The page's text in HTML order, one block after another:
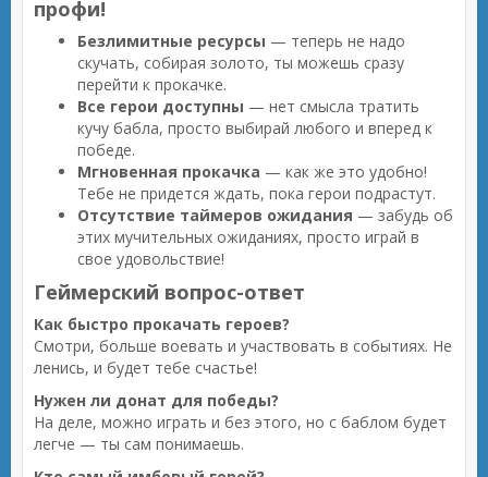
профи!
Безлимитные ресурсы — теперь не надо
скучать, собирая золото, ты можешь сразу
перейти к прокачке.
Все герои доступны — нет смысла тратить
кучу бабла, просто выбирай любого и вперед к
победе.
Мгновенная прокачка — как же это удобно!
Тебе не придется ждать, пока герои подрастут.
Отсутствие таймеров ожидания — забудь об
этих мучительных ожиданиях, просто играй в
свое удовольствие!
Геймерский вопрос-ответ
Как быстро прокачать героев?
Смотри, больше воевать и участвовать в событиях. Не
ленись, и будет тебе счастье!
Нужен ли донат для победы?
На деле, можно играть и без этого, но с баблом будет
легче — ты сам понимаешь.